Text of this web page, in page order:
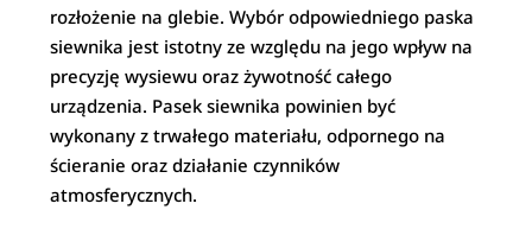
rozłożenie na glebie. Wybór odpowiedniego paska
siewnika jest istotny ze względu na jego wpływ na
precyzję wysiewu oraz żywotność całego
urządzenia. Pasek siewnika powinien być
wykonany z trwałego materiału, odpornego na
ścieranie oraz działanie czynników
atmosferycznych.